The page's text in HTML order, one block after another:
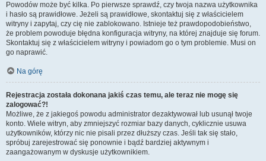
Powodów może być kilka. Po pierwsze sprawdź, czy twoja nazwa użytkownika
i hasło są prawidłowe. Jeżeli są prawidłowe, skontaktuj się z właścicielem
witryny i zapytaj, czy cię nie zablokowano. Istnieje też prawdopodobieństwo,
że problem powoduje błędna konfiguracja witryny, na której znajduje się forum.
Skontaktuj się z właścicielem witryny i powiadom go o tym problemie. Musi on
go naprawić.
Na górę
Rejestracja została dokonana jakiś czas temu, ale teraz nie mogę się
zalogować?!
Możliwe, że z jakiegoś powodu administrator dezaktywował lub usunął twoje
konto. Wiele witryn, aby zmniejszyć rozmiar bazy danych, cyklicznie usuwa
użytkowników, którzy nic nie pisali przez dłuższy czas. Jeśli tak się stało,
spróbuj zarejestrować się ponownie i bądź bardziej aktywnym i
zaangażowanym w dyskusje użytkownikiem.